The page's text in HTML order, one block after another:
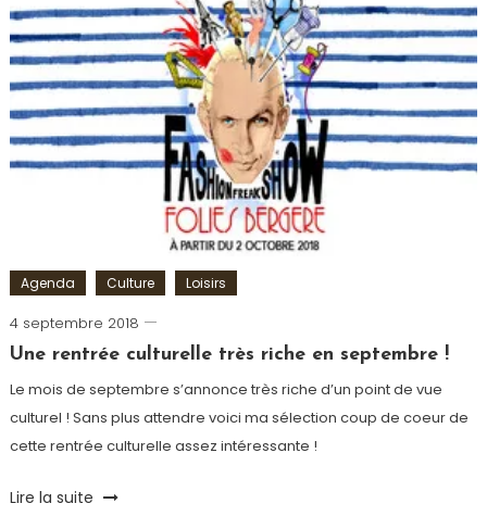
Saut
en
parachute,
Smartbox,
Sports
extrêmes,
ULM
Agenda Culture Loisirs
4 septembre 2018
Ludovic
Une rentrée culturelle très riche en septembre !
Le mois de septembre s’annonce très riche d’un point de vue
culturel ! Sans plus attendre voici ma sélection coup de coeur de
cette rentrée culturelle assez intéressante !
Tagged
Lire la suite